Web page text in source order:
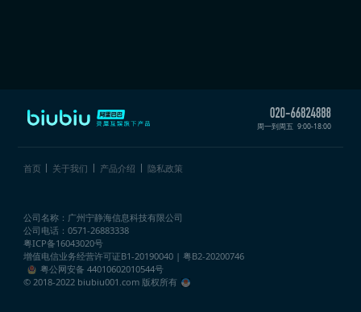
周一到周五 9:00-18:00
首页 关于我们 产品介绍 隐私政策
公司名称：广州宁静海信息科技有限公司
公司电话：0571-26883338
粤ICP备16043020号
增值电信业务经营许可证B1-20190040 | 粤B2-20200746
粤公网安备 44010602010544号
© 2018-2022 biubiu001.com 版权所有